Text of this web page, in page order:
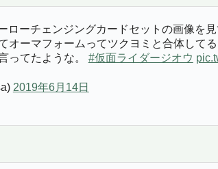
ローチェンジングカードセットの画像を
オーマフォームってツクヨミと合体して
ってたような。 #仮面ライダージオウ
2019年6月14日